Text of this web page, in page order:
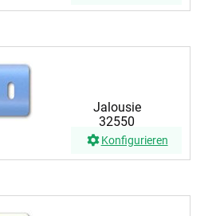
Jalousie
32550
Konfigurieren